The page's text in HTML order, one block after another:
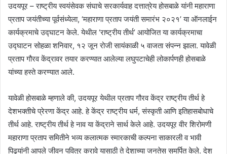
उदयपूर – राष्ट्रीय स्वयंसेवक संघाचे सरकार्यवाह दत्तात्रेय होसबाळे यांनी महाराणा
प्रताप जयंतीच्या पूर्वसंध्येला, ‘महाराणा प्रताप जयंती समारंभ २०२१’ या ऑनलाईन
कार्यक्रमाचे उद्घाटन केले. येथील ‘राष्ट्रीय तीर्थ’ आयोजित या कार्यक्रमाचा
उद्घाटन सोहळा शनिवार, १२ जून रोजी सायंकाळी ५ वाजता संपन्न झाला. यावेळी
प्रताप गौरव केंद्रावर तयार करण्यात आलेल्या लघुपटाचेही लोकार्पणही होसबाळे
यांच्या हस्ते करण्यात आले.
यावेळी होसबाळे म्हणाले की, उदयपूर येथील प्रताप गौरव केंद्र राष्ट्रीय तीर्थ हे
देशभक्तीचे प्रेरणा केंद्र आहे. हे केंद्र राष्ट्रीय धर्म, संस्कृती आणि इतिहासबोधाचे
तीर्थ आहे. राष्ट्रीय तीर्थ हे नाव या केंद्राने सार्थ केले आहे. उदयपूर वीर शिरोमणी
महाराणा प्रताप समितीने भव्य कलात्मक स्मारकाची कल्पना साकारली व भावी
पिढ्यांनी आपले जीवन पवित्र करावे यासाठी ते देशाच्या जनतेस समर्पित केले. देश